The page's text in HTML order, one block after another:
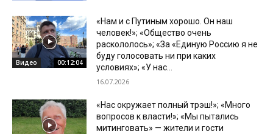
Видео 00:12:04
«Нам и с Путиным хорошо. Он наш
человек!»; «Общество очень
раскололось»; «За «Единую Россию я не
буду голосовать ни при каких
условиях»; «У нас...
16.07.2026
«Нас окружает полный трэш!»; «Много
вопросов к власти!»; «Мы пытались
митинговать» — жители и гости